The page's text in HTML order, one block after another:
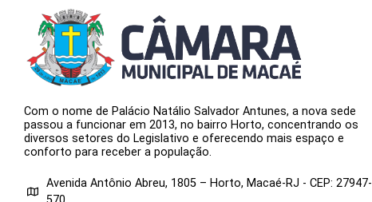
Com o nome de Palácio Natálio Salvador Antunes, a nova sede
passou a funcionar em 2013, no bairro Horto, concentrando os
diversos setores do Legislativo e oferecendo mais espaço e
conforto para receber a população.
Avenida Antônio Abreu, 1805 – Horto, Macaé-RJ - CEP: 27947-